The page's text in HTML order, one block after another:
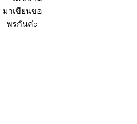
มาเขียนขอ
พรกันค่ะ